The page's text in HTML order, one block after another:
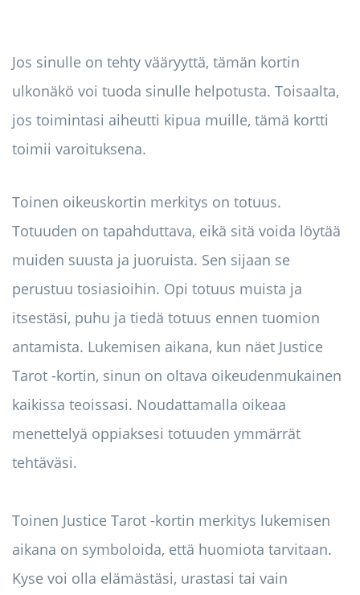
Jos sinulle on tehty vääryyttä, tämän kortin
ulkonäkö voi tuoda sinulle helpotusta. Toisaalta,
jos toimintasi aiheutti kipua muille, tämä kortti
toimii varoituksena.
Toinen oikeuskortin merkitys on totuus.
Totuuden on tapahduttava, eikä sitä voida löytää
muiden suusta ja juoruista. Sen sijaan se
perustuu tosiasioihin. Opi totuus muista ja
itsestäsi, puhu ja tiedä totuus ennen tuomion
antamista. Lukemisen aikana, kun näet Justice
Tarot -kortin, sinun on oltava oikeudenmukainen
kaikissa teoissasi. Noudattamalla oikeaa
menettelyä oppiaksesi totuuden ymmärrät
tehtäväsi.
Toinen Justice Tarot -kortin merkitys lukemisen
aikana on symboloida, että huomiota tarvitaan.
Kyse voi olla elämästäsi, urastasi tai vain